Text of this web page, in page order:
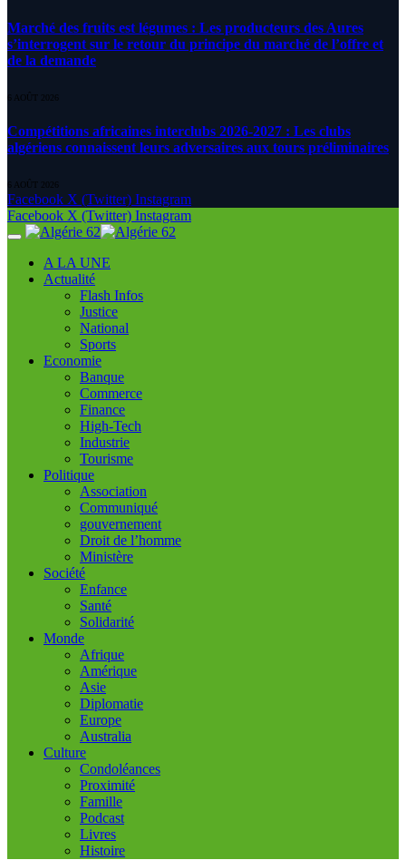
Marché des fruits est légumes : Les producteurs des Aures
s’interrogent sur le retour du principe du marché de l’offre et
de la demande
6 AOÛT 2026
Compétitions africaines interclubs 2026-2027 : Les clubs
algériens connaissent leurs adversaires aux tours préliminaires
6 AOÛT 2026
Facebook X (Twitter) Instagram
Facebook X (Twitter) Instagram
A LA UNE
Actualité
Flash Infos
Justice
National
Sports
Economie
Banque
Commerce
Finance
High-Tech
Industrie
Tourisme
Politique
Association
Communiqué
gouvernement
Droit de l’homme
Ministère
Société
Enfance
Santé
Solidarité
Monde
Afrique
Amérique
Asie
Diplomatie
Europe
Australia
Culture
Condoléances
Proximité
Famille
Podcast
Livres
Histoire